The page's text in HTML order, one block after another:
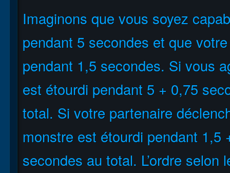
Imaginons que vous soyez
pendant 5 secondes et que
pendant 1,5 secondes. Si vous
est étourdi pendant 5 + 0,75
total. Si votre partenaire
monstre est étourdi pendant 1,5
secondes au total. L’ordre